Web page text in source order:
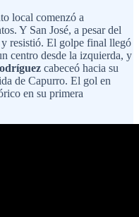
local comenzó a
Y San José, a pesar del
y resistió. El golpe final llegó
centro desde la izquierda, y
cabeceó hacia su
de Capurro. El gol en
en su primera